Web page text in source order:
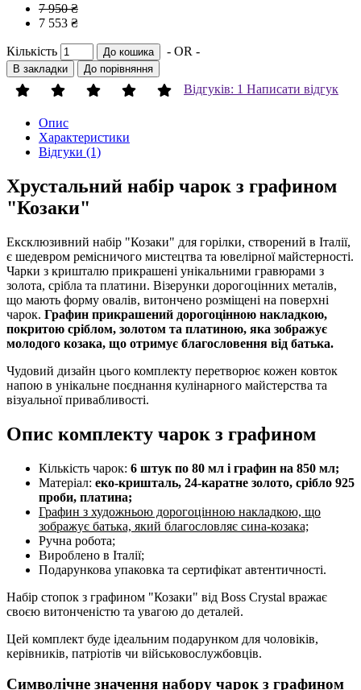
7 950 ₴
7 553 ₴
Кількість До кошика - OR -
В закладки До порівняння
Відгуків: 1 Написати відгук
Опис
Характеристики
Відгуки (1)
Хрустальний набір чарок з графином
"Козаки"
Ексклюзивний набір "Козаки" для горілки, створений в Італії,
є шедевром ремісничого мистецтва та ювелірної майстерності.
Чарки з кришталю прикрашені унікальними гравюрами з
золота, срібла та платини. Візерунки дорогоцінних металів,
що мають форму овалів, витончено розміщені на поверхні
чарок. Графин прикрашений дорогоцінною накладкою,
покритою сріблом, золотом та платиною, яка зображує
молодого козака, що отримує благословення від батька.
Чудовий дизайн цього комплекту перетворює кожен ковток
напою в унікальне поєднання кулінарного майстерства та
візуальної привабливості.
Опис комплекту чарок з графином
Кількість чарок: 6 штук по 80 мл і графин на 850 мл;
Матеріал: еко-кришталь, 24-каратне золото, срібло 925
проби, платина;
Графин з художньою дорогоцінною накладкою, що
зображує батька, який благословляє сина-козака;
Ручна робота;
Вироблено в Італії;
Подарункова упаковка та сертифікат автентичності.
Набір стопок з графином "Козаки" від Boss Crystal вражає
своєю витонченістю та увагою до деталей.
Цей комплект буде ідеальним подарунком для чоловіків,
керівників, патріотів чи військовослужбовців.
Символічне значення набору чарок з графином